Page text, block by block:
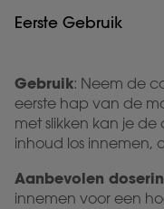
Eerste Gebruik
Gebruik: Neem de
eerste hap van de
met slikken kan je
inhoud los innemen,
Aanbevolen
innemen voor een